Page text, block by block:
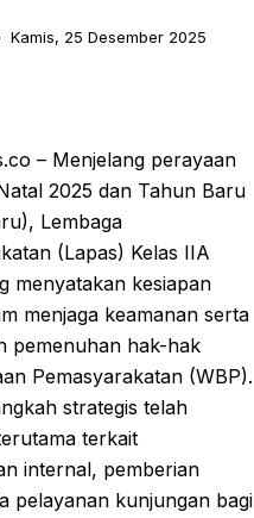
Kamis, 25 Desember 2025
– Menjelang perayaan
2025 dan Tahun Baru
Lembaga
(Lapas) Kelas IIA
menyatakan kesiapan
menjaga keamanan serta
pemenuhan hak-hak
Pemasyarakatan (WBP).
strategis telah
terkait
internal, pemberian
pelayanan kunjungan bagi